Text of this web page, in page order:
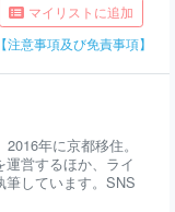
マイリストに追加
【注意事項及び免責事項】
年に京都移住。
営するほか、ライ
筆しています。SNS